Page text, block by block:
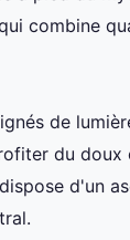
combine
de
du doux
d'un